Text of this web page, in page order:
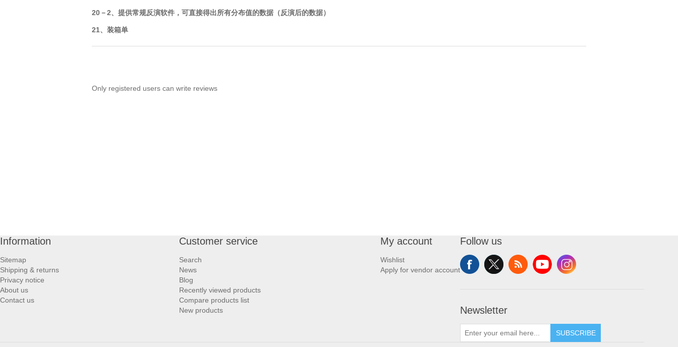
20－2、提供常规反演软件，可直接得出所有分布值的数据（反演后的数据）
21、装箱单
Only registered users can write reviews
Information
Sitemap
Shipping & returns
Privacy notice
About us
Contact us
Customer service
Search
News
Blog
Recently viewed products
Compare products list
New products
My account
Wishlist
Apply for vendor account
Follow us
Newsletter
SUBSCRIBE